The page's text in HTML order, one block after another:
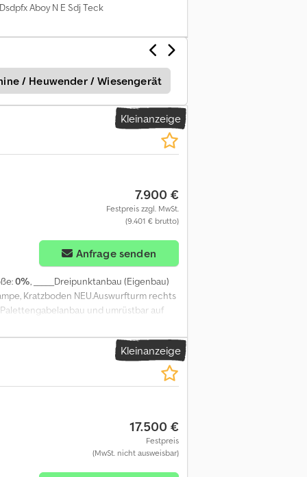
Aboy N E Sdj Teck
/ Heuwender / Wiesengerät
Kleinanzeige
7.900 €
Festpreis zzgl. MwSt.
(9.401 € brutto)
Anfrage senden
0%, _____Dreipunktanbau (Eigenbau)
Kratzboden NEU.Auswurfturm rechts
und umrüstbar auf
Pragsdorf Dodpfx Aei Iq A
Kleinanzeige
17.500 €
Festpreis
(MwSt. nicht ausweisbar)